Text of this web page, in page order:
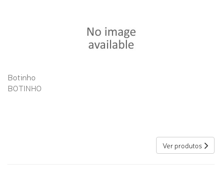
Botinho
BOTINHO
Ver produtos